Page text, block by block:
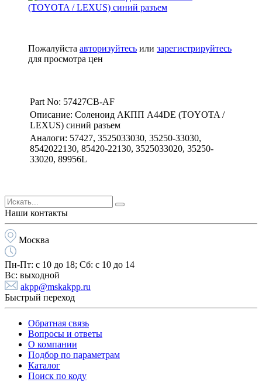
Пожалуйста авторизуйтесь или зарегистрируйтесь
для просмотра цен
Part No: 57427CB-AF
Описание: Соленоид АКПП A44DE (TOYOTA /
LEXUS) синий разъем
Аналоги: 57427, 3525033030, 35250-33030,
8542022130, 85420-22130, 3525033020, 35250-
33020, 89956L
Наши контакты
Москва
Пн-Пт: с 10 до 18; Cб: с 10 до 14
Вс: выходной
akpp@mskakpp.ru
Быстрый переход
Обратная связь
Вопросы и ответы
О компании
Подбор по параметрам
Каталог
Поиск по коду